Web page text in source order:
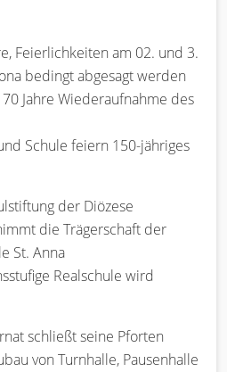
Feierlichkeiten am 02. und 3.
bedingt abgesagt werden
Jahre Wiederaufnahme des
Schule feiern 150-jähriges
der Diözese
die Trägerschaft der
St. Anna
Realschule wird
schließt seine Pforten
von Turnhalle, Pausenhalle